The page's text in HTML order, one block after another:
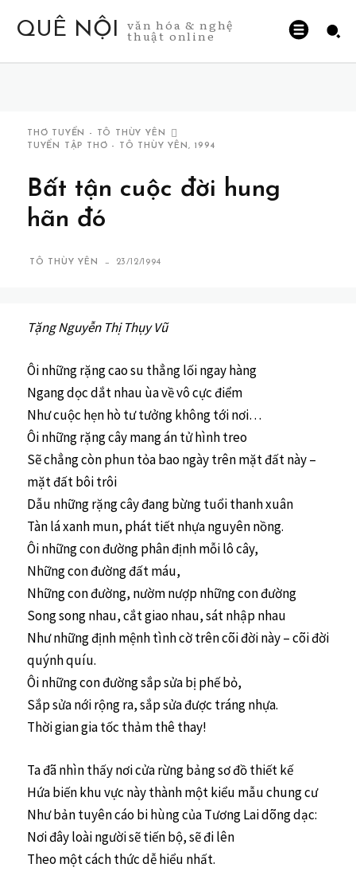
QUÊ NỘI văn hóa & nghệ
thuật online
THƠ TUYỂN - TÔ THÙY YÊN
TUYỂN TẬP THƠ - TÔ THÙY YÊN, 1994
Bất tận cuộc đời hung
hãn đó
TÔ THÙY YÊN - 23/12/1994
Tặng Nguyễn Thị Thụy Vũ
Ôi những rặng cao su thẳng lối ngay hàng
Ngang dọc dắt nhau ùa về vô cực điểm
Như cuộc hẹn hò tư tưởng không tới nơi…
Ôi những rặng cây mang án tử hình treo
Sẽ chẳng còn phun tỏa bao ngày trên mặt đất này –
mặt đất bôi trôi
Dẫu những rặng cây đang bừng tuổi thanh xuân
Tàn lá xanh mun, phát tiết nhựa nguyên nồng.
Ôi những con đường phân định mỗi lô cây,
Những con đường đất máu,
Những con đường, nườm nượp những con đường
Song song nhau, cắt giao nhau, sát nhập nhau
Như những định mệnh tình cờ trên cõi đời này – cõi đời
quýnh quíu.
Ôi những con đường sắp sửa bị phế bỏ,
Sắp sửa nới rộng ra, sắp sửa được tráng nhựa.
Thời gian gia tốc thảm thê thay!
Ta đã nhìn thấy nơi cửa rừng bảng sơ đồ thiết kế
Hứa biến khu vực này thành một kiểu mẫu chung cư
Như bản tuyên cáo bi hùng của Tương Lai dõng dạc:
Nơi đây loài người sẽ tiến bộ, sẽ đi lên
Theo một cách thức dễ hiểu nhất.